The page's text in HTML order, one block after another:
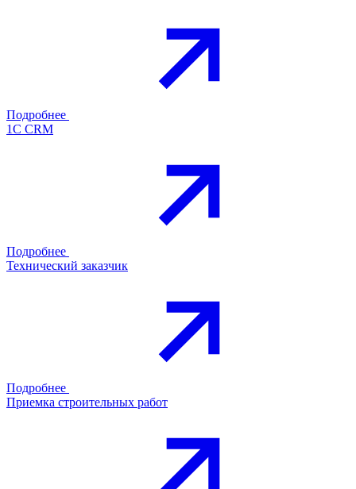
Подробнее
1С CRM
Подробнее
Технический заказчик
Подробнее
Приемка строительных работ